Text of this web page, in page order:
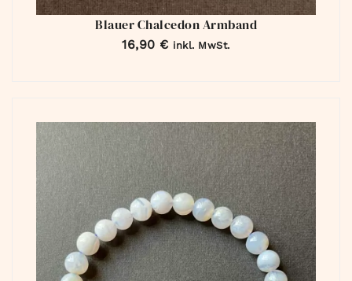
Blauer Chalcedon Armband
16,90 € inkl. MwSt.